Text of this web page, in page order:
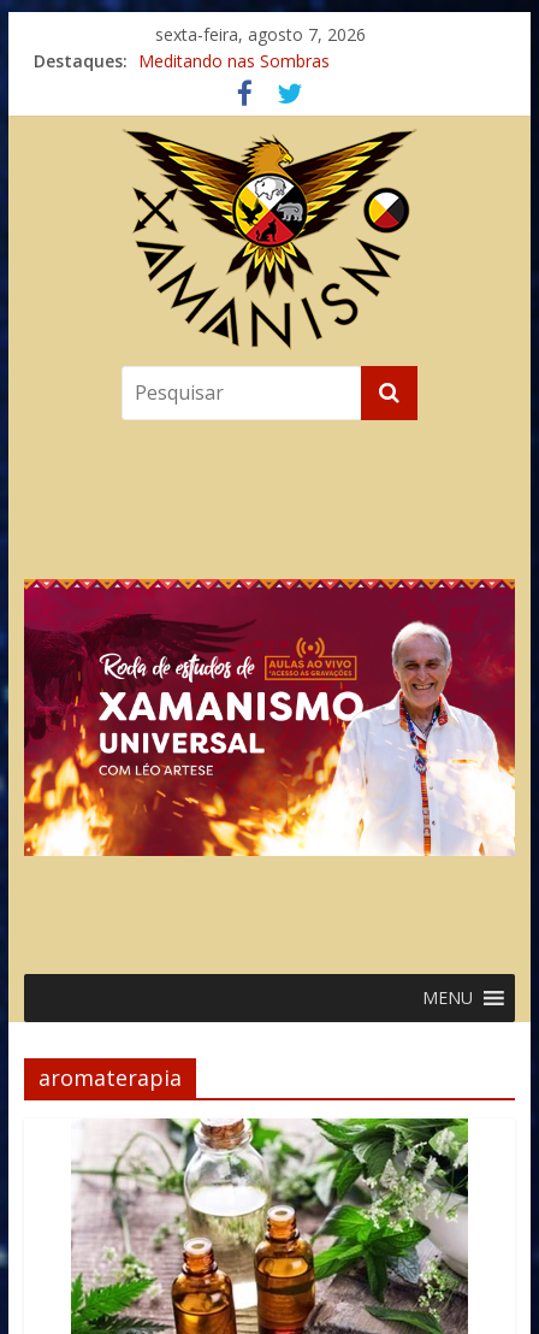
sexta-feira, agosto 7, 2026
Destaques: Meditando nas Sombras
Autosuficiência: A Jornada do Espírito Ancestral
Xamanismo Universal
Totens – Caminho Espiritual – Crescimento
Imaginação na Cura
MENU
aromaterapia